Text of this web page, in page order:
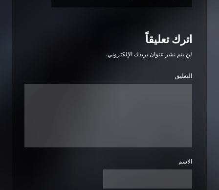
اترك تعليقاً
لن يتم نشر عنوان بريدك الإلكتروني.
التعليق
الاسم